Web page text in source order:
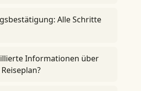
Alle Schritte
Informationen über